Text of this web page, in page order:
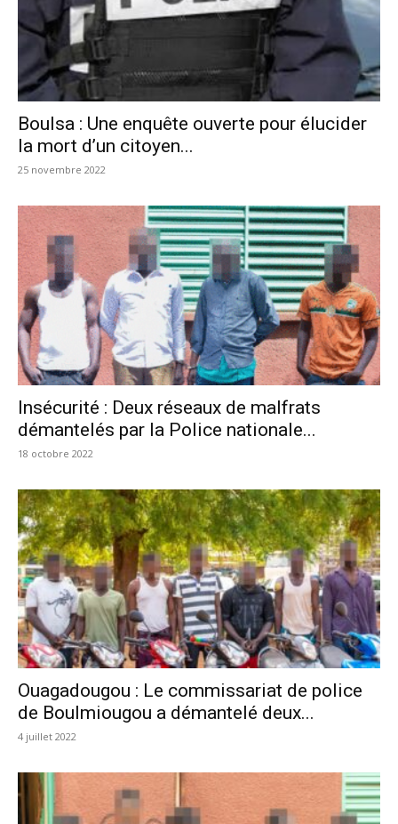
Boulsa : Une enquête ouverte pour élucider
la mort d’un citoyen...
25 novembre 2022
Insécurité : Deux réseaux de malfrats
démantelés par la Police nationale...
18 octobre 2022
Ouagadougou : Le commissariat de police
de Boulmiougou a démantelé deux...
4 juillet 2022